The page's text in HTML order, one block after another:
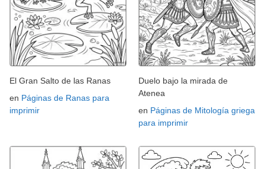
El Gran Salto de las Ranas
en Páginas de Ranas para
imprimir
Duelo bajo la mirada de
Atenea
en Páginas de Mitología griega
para imprimir